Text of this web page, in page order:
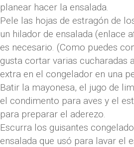
planear hacer la ensalada.
Pele las hojas de estragón de
un hilador de ensalada (enlace
es necesario. (Como puedes
gusta cortar varias cucharadas
extra en el congelador en una
Batir la mayonesa, el jugo de
el condimento para aves y el
para preparar el aderezo.
Escurra los guisantes
ensalada que usó para lavar el